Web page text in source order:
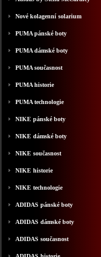
Nové kolagenní solarium
PUMA pánské boty
PUMA dámské boty
PUMA současnost
PUMA historie
PUMA technologie
NIKE pánské boty
NIKE dámské boty
NIKE současnost
NIKE historie
NIKE technologie
ADIDAS pánské boty
ADIDAS dámské boty
ADIDAS současnost